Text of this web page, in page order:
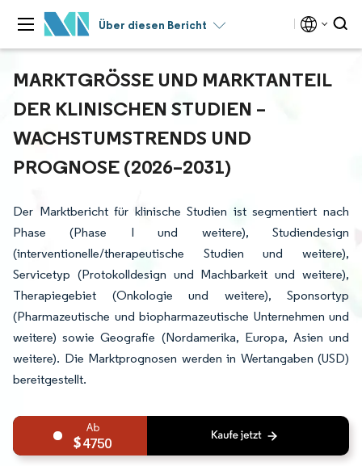
Über diesen Bericht
MARKTGRÖSSE UND MARKTANTEIL D
ER KLINISCHEN STUDIEN – W
ACHSTUMSTRENDS UND P
ROGNOSE (2026–2031)
Der Marktbericht für klinische Studien ist segmentiert nach
Phase (Phase I und weitere), Studiendesign
(interventionelle/therapeutische Studien und weitere),
Servicetyp (Protokolldesign und Machbarkeit und weitere),
Therapiegebiet (Onkologie und weitere), Sponsortyp
(Pharmazeutische und biopharmazeutische Unternehmen und
weitere) sowie Geografie (Nordamerika, Europa, Asien und
weitere). Die Marktprognosen werden in Wertangaben (USD)
bereitgestellt.
4750